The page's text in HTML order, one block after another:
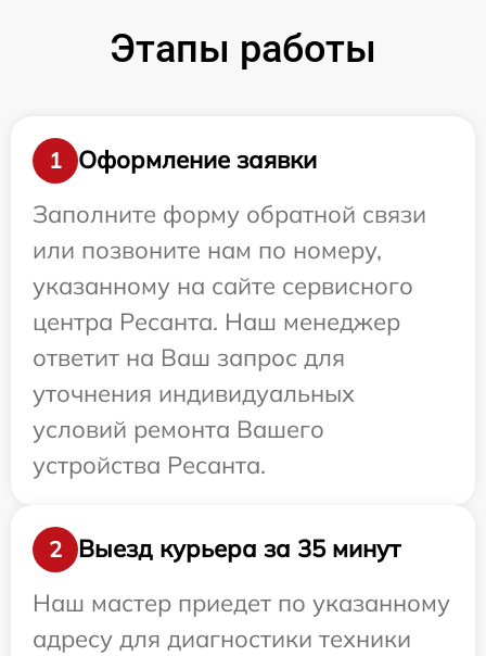
Этапы работы
1
Оформление заявки
Заполните форму обратной связи
или позвоните нам по номеру,
указанному на сайте сервисного
центра Ресанта. Наш менеджер
ответит на Ваш запрос для
уточнения индивидуальных
условий ремонта Вашего
устройства Ресанта.
2
Выезд курьера за 35 минут
Наш мастер приедет по указанному
адресу для диагностики техники